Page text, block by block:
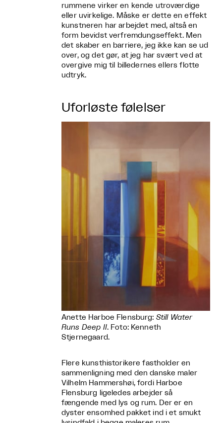
rummene virker en kende utroværdige
eller uvirkelige. Måske er dette en effekt
kunstneren har arbejdet med, altså en
form bevidst verfremdungseffekt. Men
det skaber en barriere, jeg ikke kan se ud
over, og det gør, at jeg har svært ved at
overgive mig til billedernes ellers flotte
udtryk.
Uforløste følelser
Anette Harboe Flensburg: Still Water
Runs Deep II. Foto: Kenneth
Stjernegaard.
Flere kunsthistorikere fastholder en
sammenligning med den danske maler
Vilhelm Hammershøi, fordi Harboe
Flensburg ligeledes arbejder så
fængende med lys og rum. Der er en
dyster ensomhed pakket ind i et smukt